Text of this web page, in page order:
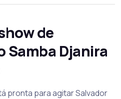
de
Samba Djanira
pronta para agitar Salvador